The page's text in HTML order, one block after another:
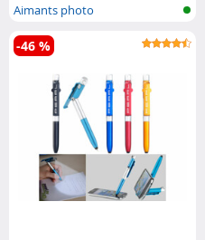
Aimants photo
-46 %